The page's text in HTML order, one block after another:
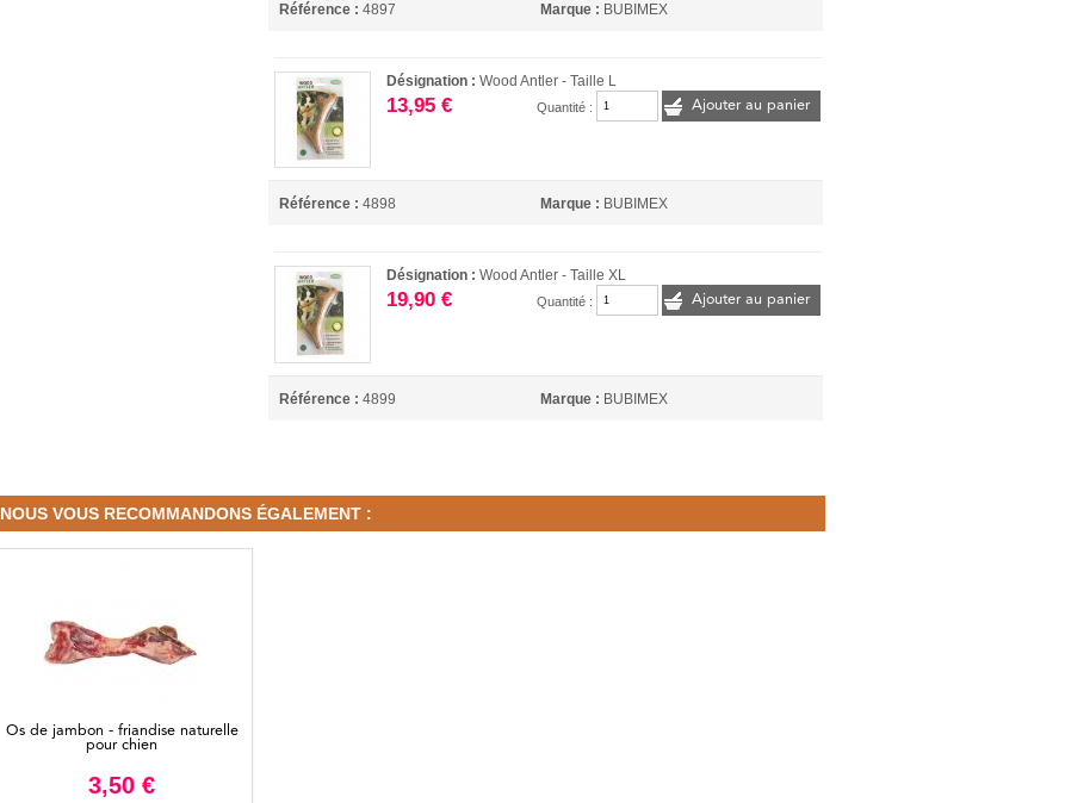
Référence : 4897 Marque : BUBIMEX
Désignation :Wood Antler - Taille L
13,95 € Quantité : Ajouter au panier
Référence : 4898 Marque : BUBIMEX
Désignation :Wood Antler - Taille XL
19,90 € Quantité : Ajouter au panier
Référence : 4899 Marque : BUBIMEX
NOUS VOUS RECOMMANDONS ÉGALEMENT :
Os de jambon - friandise naturelle
pour chien
3,50 €